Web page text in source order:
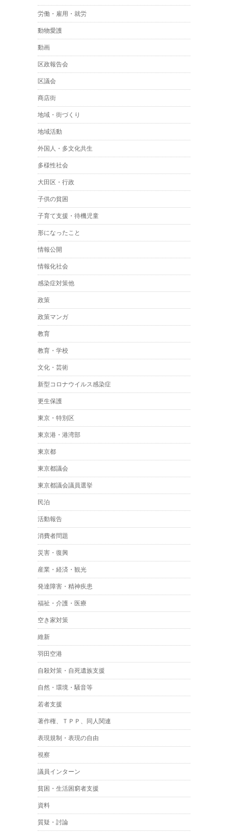
労働・雇用・就労
動物愛護
動画
区政報告会
区議会
商店街
地域・街づくり
地域活動
外国人・多文化共生
多様性社会
大田区・行政
子供の貧困
子育て支援・待機児童
形になったこと
情報公開
情報化社会
感染症対策他
政策
政策マンガ
教育
教育・学校
文化・芸術
新型コロナウイルス感染症
更生保護
東京・特別区
東京港・港湾部
東京都
東京都議会
東京都議会議員選挙
民泊
活動報告
消費者問題
災害・復興
産業・経済・観光
発達障害・精神疾患
福祉・介護・医療
空き家対策
維新
羽田空港
自殺対策・自死遺族支援
自然・環境・騒音等
若者支援
著作権、ＴＰＰ、同人関連
表現規制・表現の自由
視察
議員インターン
貧困・生活困窮者支援
資料
質疑・討論